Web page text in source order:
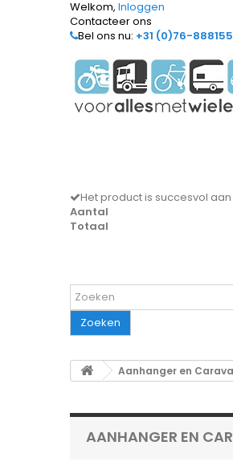
Welkom, Inloggen
Contacteer ons
Bel ons nu: +31 (0)76-
Het product is succesvol
Aantal
Totaal
Zoeken
Aanhanger en
AANHANGER EN